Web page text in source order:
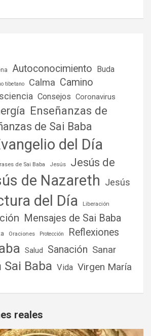
Autoconocimiento Buda
tibetano Calma Camino
Consejos Coronavirus
Enseñanzas de
de Sai Baba
del Día
de Sai Baba Jesús
Jesús de
de Nazareth Jesús
del Día Liberación
Mensajes de Sai Baba
Oraciones Protección Reflexiones
Salud Sanación Sanar
Sai Baba Vida Virgen María
reales